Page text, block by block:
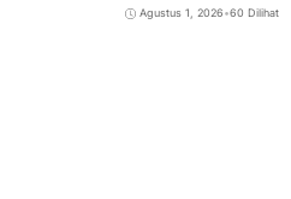
Pignatelli Triputra
Agustus 1, 2026•60 Dilihat